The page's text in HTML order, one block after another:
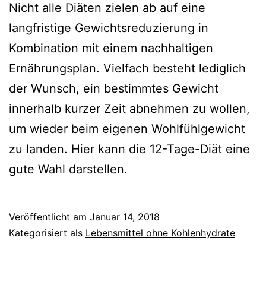
Nicht alle Diäten zielen ab auf eine
langfristige Gewichtsreduzierung in
Kombination mit einem nachhaltigen
Ernährungsplan. Vielfach besteht lediglich
der Wunsch, ein bestimmtes Gewicht
innerhalb kurzer Zeit abnehmen zu wollen,
um wieder beim eigenen Wohlfühlgewicht
zu landen. Hier kann die 12-Tage-Diät eine
gute Wahl darstellen.
Veröffentlicht am Januar 14, 2018
Kategorisiert als Lebensmittel ohne Kohlenhydrate